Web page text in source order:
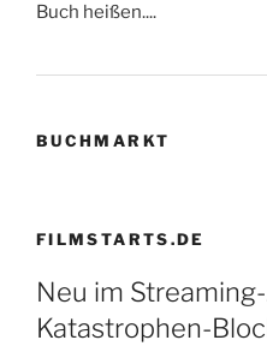
Buch heißen....
BUCHMARKT
FILMSTARTS.DE
Neu im
Katastrophen-